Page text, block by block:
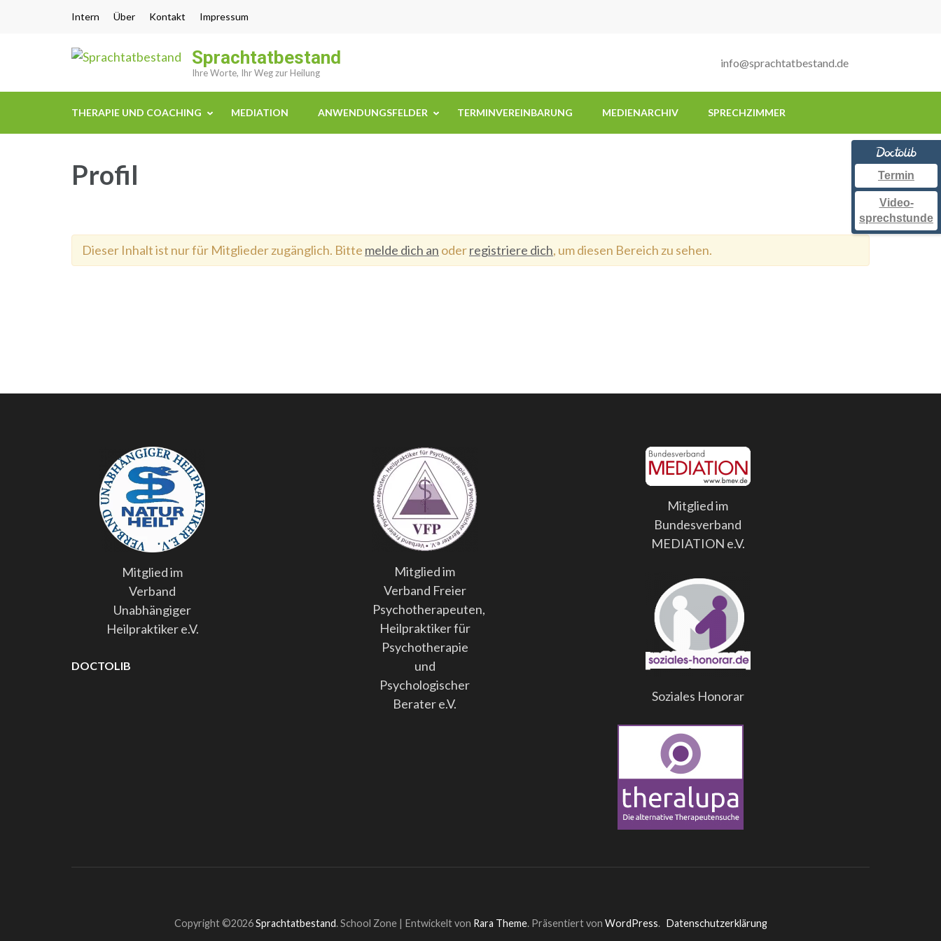
Intern Über Kontakt Impressum
Sprachtatbestand
Ihre Worte, Ihr Weg zur Heilung
info@sprachtatbestand.de
THERAPIE UND COACHING MEDIATION ANWENDUNGSFELDER TERMINVEREINBARUNG MEDIENARCHIV SPRECHZIMMER
Profil
Dieser Inhalt ist nur für Mitglieder zugänglich. Bitte melde dich an oderregistriere dich, um diesen Bereich zu sehen.
Mitglied im
Verband
Unabhängiger
Heilpraktiker e.V.
DOCTOLIB
Termin
Video-
sprechstunde
Mitglied im
Verband Freier
Psychotherapeuten,
Heilpraktiker für
Psychotherapie
und
Psychologischer
Berater e.V.
Mitglied im
Bundesverband
MEDIATION e.V.
Soziales Honorar
Copyright ©2026Sprachtatbestand. School Zone | Entwickelt von Rara Theme. Präsentiert von WordPress. Datenschutzerklärung